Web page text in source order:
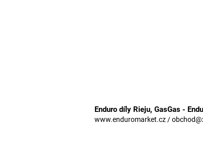
Enduro díly Rieju, GasGas -
www.enduromarket.cz /